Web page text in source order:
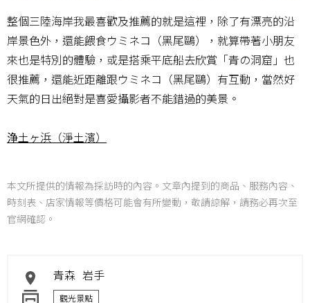
整個三陸海岸我最喜歡及推薦的就是這裡，除了有漂亮的沿
岸景色外，還能餵食ウミネコ（黑尾鷗），就算帶著小朋友
來也是特別的體驗，或是搭乘平底船去欣賞「青の洞窟」也
很推薦，還能近距離跟ウミネコ（黑尾鷗）有互動，當然好
天氣的日出絕對是喜愛攝影者不能錯過的美景。
浄土ヶ浜（淨土濱）
本文所提供的情報為採訪時的內容。文章內提到的商品、服務內容、
時刻表、店家情報等價格可能會有所變動，敬請諒解，請務必再次至
官網確認。
青森 岩手
觀光景點